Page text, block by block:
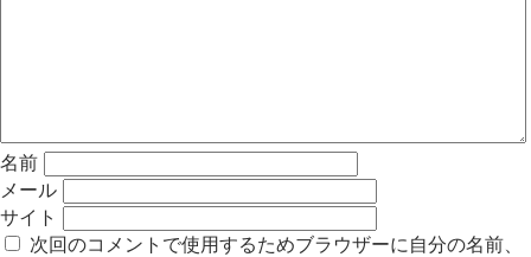
名前
メール
サイト
次回のコメントで使用するためブラウザーに自分の名前、